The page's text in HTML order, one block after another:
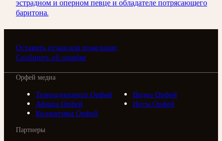
эстрадном и оперном певце и обладателе потрясающего
баритона.
Оставить отзыв или пожелание
Сообщить об ошибке
Орфей медиа
Телерадиоцентр Орфей
Видео Орфей
Афиша Орфей
Ноты Орфей
Коллективы Орфей
Партнеры